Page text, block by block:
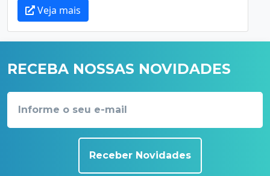
Veja mais
RECEBA NOSSAS NOVIDADES
Receber Novidades